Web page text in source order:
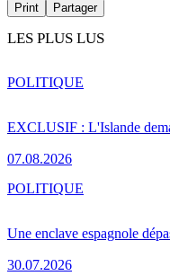
Print Partager
LES PLUS LUS
EXCLUSIF : L'Islande
07.08.2026
POLITIQUE
Une enclave espagnole
30.07.2026
POLITIQUE